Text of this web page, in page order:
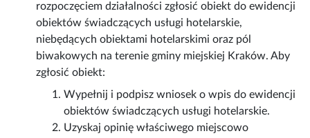
rozpoczęciem działalności zgłosić obiekt do ewidencji
obiektów świadczących usługi hotelarskie,
niebędących obiektami hotelarskimi oraz pól
biwakowych na terenie gminy miejskiej Kraków. Aby
zgłosić obiekt:
Wypełnij i podpisz wniosek o wpis do ewidencji
obiektów świadczących usługi hotelarskie.
Uzyskaj opinię właściwego miejscowo